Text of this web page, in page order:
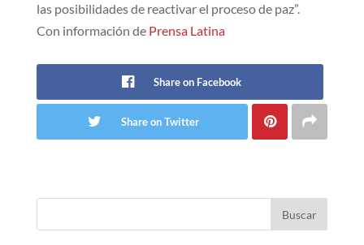
las posibilidades de reactivar el proceso de paz”.
Con información de Prensa Latina
Share on Facebook
Share on Twitter
Buscar